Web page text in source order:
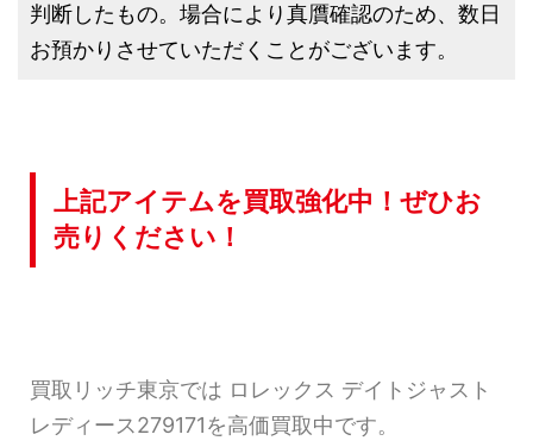
判断したもの。場合により真贋確認のため、数日
お預かりさせていただくことがございます。
上記アイテムを買取強化中！ぜひお
売りください！
買取リッチ東京では ロレックス デイトジャスト
レディース279171を高価買取中です。